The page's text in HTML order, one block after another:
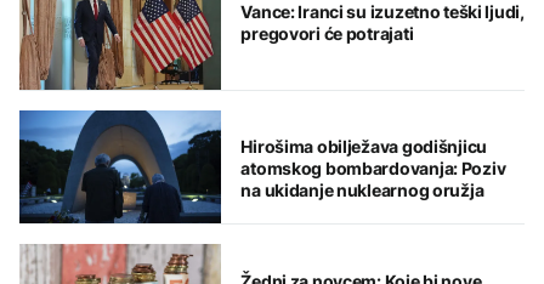
Vance: Iranci su izuzetno teški ljudi,
pregovori će potrajati
Hirošima obilježava godišnjicu
atomskog bombardovanja: Poziv
na ukidanje nuklearnog oružja